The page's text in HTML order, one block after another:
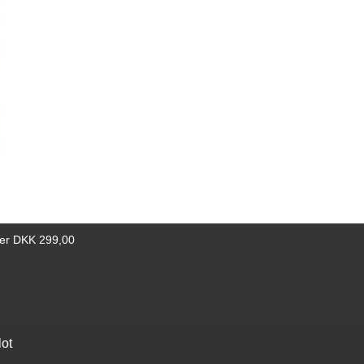
og
sjæl
til.
DKK 299,00